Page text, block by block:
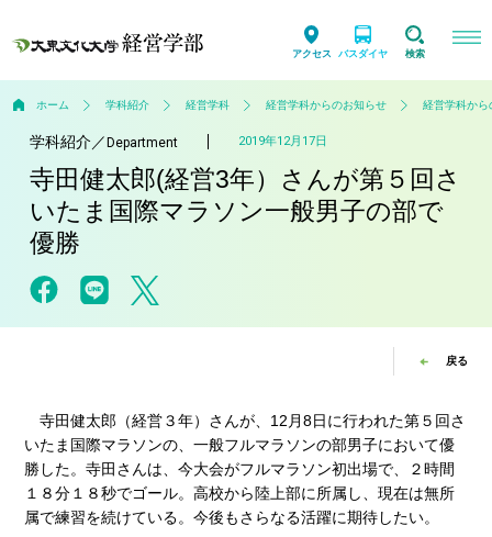
アクセス バスダイヤ 検索
ホーム 学科紹介 経営学科 経営学科からのお知らせ 経営学科か
学科紹介／Department 2019年12月17日
寺田健太郎(経営3年）さんが第５回さ
いたま国際マラソン一般男子の部で
優勝
戻る
寺田健太郎（経営３年）さんが、12月8日に行われた第５回さ
いたま国際マラソンの、一般フルマラソンの部男子において優
勝した。寺田さんは、今大会がフルマラソン初出場で、２時間
１８分１８秒でゴール。高校から陸上部に所属し、現在は無所
属で練習を続けている。今後もさらなる活躍に期待したい。